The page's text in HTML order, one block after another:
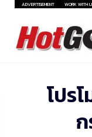
Skip
content
ADVERTISEMENT WORK WITH
โปร